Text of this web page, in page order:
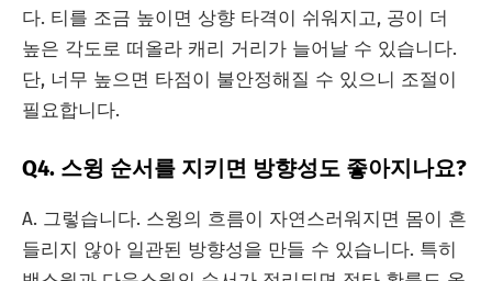
다. 티를 조금 높이면 상향 타격이 쉬워지고, 공이 더
높은 각도로 떠올라 캐리 거리가 늘어날 수 있습니다.
단, 너무 높으면 타점이 불안정해질 수 있으니 조절이
필요합니다.
Q4. 스윙 순서를 지키면 방향성도 좋아지나요?
A. 그렇습니다. 스윙의 흐름이 자연스러워지면 몸이 흔
들리지 않아 일관된 방향성을 만들 수 있습니다. 특히